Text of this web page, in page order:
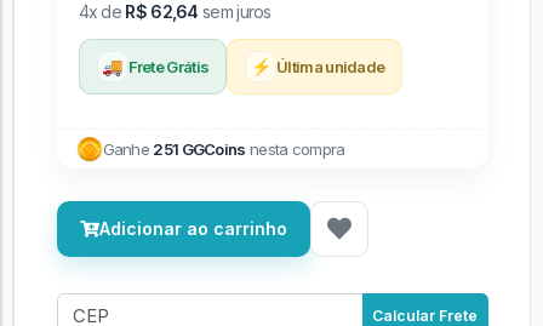
4x de R$ 62,64 sem juros
🚚 Frete Grátis ⚡ Última unidade
Ganhe 251 GGCoins nesta compra
Adicionar ao carrinho
Calcular Frete